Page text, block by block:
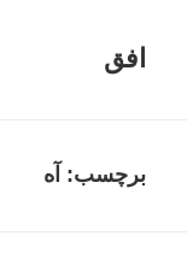
افق
برچسب: آه